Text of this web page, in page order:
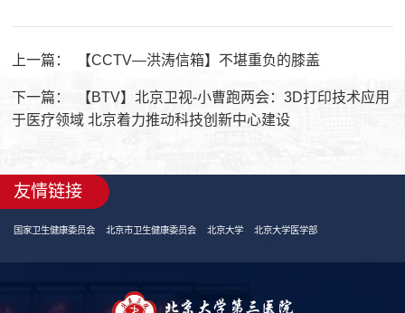
上一篇： 【CCTV—洪涛信箱】不堪重负的膝盖
下一篇：
【BTV】北京卫视-小曹跑两会：3D打印技术应用
于医疗领域 北京着力推动科技创新中心建设
友情链接
国家卫生健康委员会 北京市卫生健康委员会 北京大学 北京大学医学部